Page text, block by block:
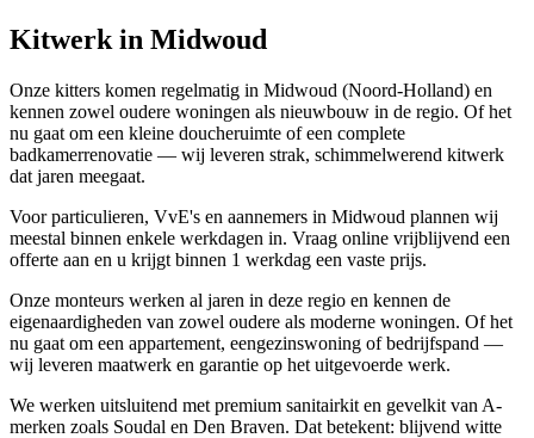
Kitwerk in Midwoud
Onze kitters komen regelmatig in Midwoud (Noord-Holland) en
kennen zowel oudere woningen als nieuwbouw in de regio. Of het
nu gaat om een kleine doucheruimte of een complete
badkamerrenovatie — wij leveren strak, schimmelwerend kitwerk
dat jaren meegaat.
Voor particulieren, VvE's en aannemers in Midwoud plannen wij
meestal binnen enkele werkdagen in. Vraag online vrijblijvend een
offerte aan en u krijgt binnen 1 werkdag een vaste prijs.
Onze monteurs werken al jaren in deze regio en kennen de
eigenaardigheden van zowel oudere als moderne woningen. Of het
nu gaat om een appartement, eengezinswoning of bedrijfspand —
wij leveren maatwerk en garantie op het uitgevoerde werk.
We werken uitsluitend met premium sanitairkit en gevelkit van A-
merken zoals Soudal en Den Braven. Dat betekent: blijvend witte